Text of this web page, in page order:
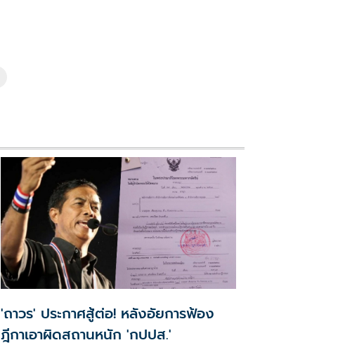
'ถาวร' ประกาศสู้ต่อ! หลังอัยการฟ้อง
ฎีกาเอาผิดสถานหนัก 'กปปส.'